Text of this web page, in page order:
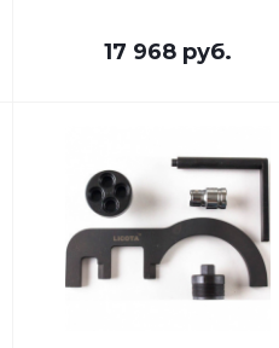
17 968 руб.